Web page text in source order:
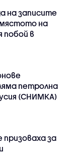
на записите
на
побой в
петролна
(СНИМКА)
за